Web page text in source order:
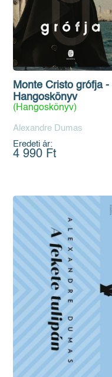
Monte Cristo grófja -
Hangoskönyv
(Hangoskönyv)
Alexandre Dumas
Eredeti ár:
4 990 Ft